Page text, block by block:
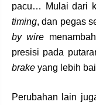
pacu… Mulai dari
timing, dan pegas
by wire
presisi pada
brake yang lebih
Perubahan lain